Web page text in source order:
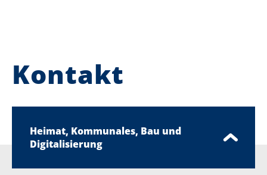
Kontakt
Heimat, Kommunales, Bau und
Digitalisierung